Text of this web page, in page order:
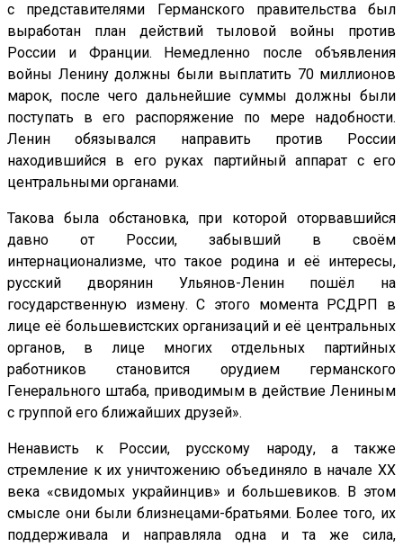
с представителями Германского правительства был
выработан план действий тыловой войны против
России и Франции. Немедленно после объявления
войны Ленину должны были выплатить 70 миллионов
марок, после чего дальнейшие суммы должны были
поступать в его распоряжение по мере надобности.
Ленин обязывался направить против России
находившийся в его руках партийный аппарат с его
центральными органами.
Такова была обстановка, при которой оторвавшийся
давно от России, забывший в своём
интернационализме, что такое родина и её интересы,
русский дворянин Ульянов-Ленин пошёл на
государственную измену. С этого момента РСДРП в
лице её большевистских организаций и её центральных
органов, в лице многих отдельных партийных
работников становится орудием германского
Генерального штаба, приводимым в действие Лениным
с группой его ближайших друзей».
Ненависть к России, русскому народу, а также
стремление к их уничтожению объединяло в начале XX
века «свидомых украйинцив» и большевиков. В этом
смысле они были близнецами-братьями. Более того, их
поддерживала и направляла одна и та же сила,